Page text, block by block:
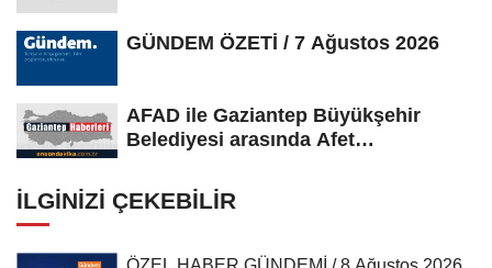
GÜNDEM ÖZETİ / 7 Ağustos 2026
AFAD ile Gaziantep Büyükşehir
Belediyesi arasında Afet
İLGINIZI ÇEKEBILIR